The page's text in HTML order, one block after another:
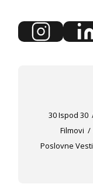
30 Ispod 30
Filmovi
Poslovne Vesti